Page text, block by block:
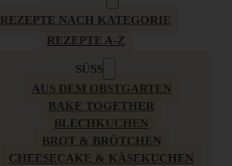
REZEPTE NACH KATEGORIE
REZEPTE A-Z
SÜSS
AUS DEM OBSTGARTEN
BAKE TOGETHER
BLECHKUCHEN
BROT & BRÖTCHEN
CHEESECAKE & KÄSEKUCHEN